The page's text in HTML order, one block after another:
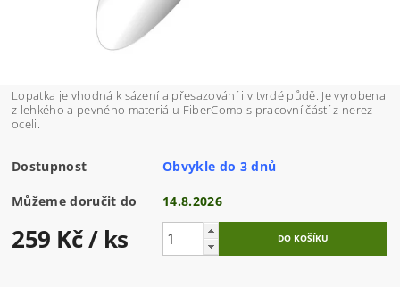
Lopatka je vhodná k sázení a přesazování i v tvrdé půdě. Je vyrobena
z lehkého a pevného materiálu FiberComp s pracovní částí z nerez
oceli.
Dostupnost Obvykle do 3 dnů
Můžeme doručit do 14.8.2026
259 Kč/ ks